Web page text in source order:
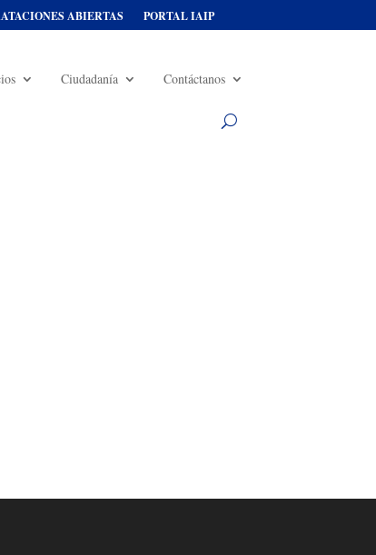
ABIERTAS PORTAL IAIP
Ciudadanía Contáctanos